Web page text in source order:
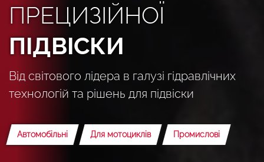
ПРЕЦИЗІЙНОЇ
ПІДВІСКИ
Від світового лідера в галузі гідравлічних
технологій та рішень для підвіски
Автомобільні Для мотоциклів Промислові